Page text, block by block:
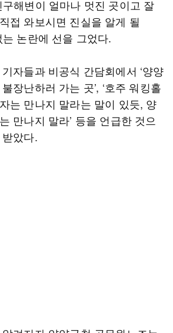
구해변이 얼마나 멋진 곳이고 잘
접 와보시면 진실을 알게 될
논란에 선을 그었다.
자들과 비공식 간담회에서 ‘양양
장난하러 가는 곳’, ‘호주 워킹홀
는 만나지 말라는 말이 있듯, 양
만나지 말라’ 등을 언급한 것으
았다.